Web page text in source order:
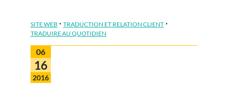
SITE WEB · TRADUCTION ET RELATION CLIENT ·
TRADUIRE AU QUOTIDIEN
06
16
2016